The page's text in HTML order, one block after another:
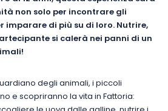
non solo per incontrare gli
imparare di più su di loro. Nutrire,
si calerà nei panni di un
degli animali, i piccoli
e scopriranno la vita in Fattoria: